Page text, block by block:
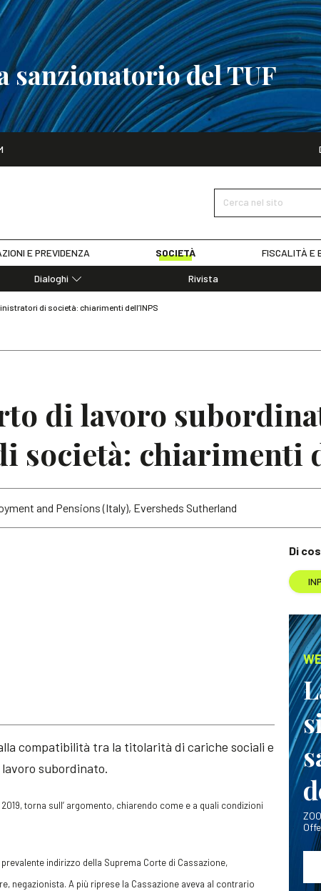
sanzionatorio del TUF
Cerca nel sito
E PREVIDENZA SOCIETÀ FISCALITÀ E
Dialoghi
Rivista
di società: chiarimenti dell’INPS
di lavoro
chiarimenti
and Pensions (Italy), Eversheds Sutherland
compatibilità tra la titolarità di cariche sociali e
subordinato.
torna sull’ argomento, chiarendo come e a quali condizioni
indirizzo della Suprema Corte di Cassazione,
negazionista. A più riprese la Cassazione aveva al contrario
Di